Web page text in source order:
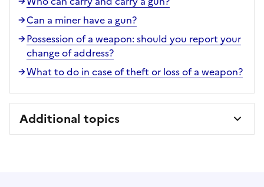
Can a miner have a gun?
Possession of a weapon: should you report your
change of address?
What to do in case of theft or loss of a weapon?
Additional topics